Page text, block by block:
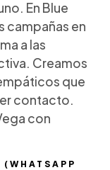
En Blue
campañas en
a las
Creamos
que
contacto.
con